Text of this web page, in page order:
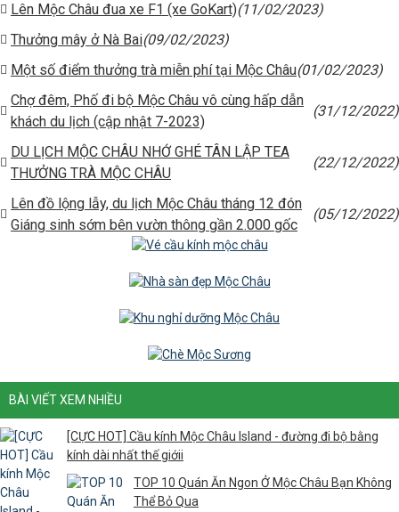
Lên Mộc Châu đua xe F1 (xe GoKart)(11/02/2023)
Thưởng mây ở Nà Bai(09/02/2023)
Một số điểm thưởng trà miễn phí tại Mộc Châu(01/02/2023)
Chợ đêm, Phố đi bộ Mộc Châu vô cùng hấp dẫn
khách du lịch (cập nhật 7-2023)
(31/12/2022)
DU LỊCH MỘC CHÂU NHỚ GHÉ TÂN LẬP TEA
THƯỞNG TRÀ MỘC CHÂU
(22/12/2022)
Lên đồ lộng lẫy, du lịch Mộc Châu tháng 12 đón
Giáng sinh sớm bên vườn thông gần 2.000 gốc
(05/12/2022)
BÀI VIẾT XEM NHIỀU
[CỰC HOT] Cầu kính Mộc Châu Island - đường đi bộ bằng
kính dài nhất thế giớii
TOP 10 Quán Ăn Ngon Ở Mộc Châu Bạn Không
Thể Bỏ Qua